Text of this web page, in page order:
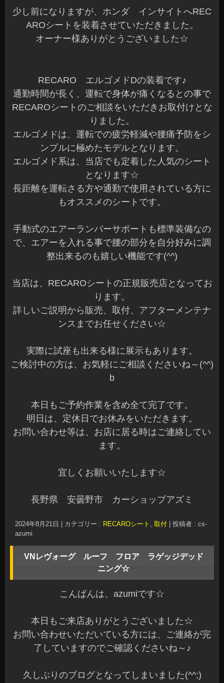
少し前になりますが、ホンダ インサイトへREC
AROシートを装着させていただきました。
オーナー様ありがとうございました☆
RECARO エルゴメドDの装着です♪
通勤時間が長く、運転で身体が痛くなるとの事で
RECAROシートのご相談をいただきお取付けとな
りました。
エルゴメドは、運転での疲労軽減や腰痛予防をシ
ンプルに極めたモデルとなります。
エルゴメド系は、当店でも定着した人気のシート
となります☆
長距離を運転さる方や通勤で使用されている方に
もオススメのシートです。
手動式のエアーランバーサポートも標準装備なの
で、エアーを入れる事で腰の部分を自分好みに調
整出来るのも嬉しい機能です(^^)
当店は、RECAROシートの正規販売店となってお
ります。
詳しいご説明から販売、取付、アフターメンテナ
ンスまでお任せください☆
実際に試座も出来る様に展示もあります。
ご検討中の方は、お気軽にご相談くださいね～(^^)
b
本日もご予約作業を含め全て完了です。
明日は、定休日でお休みをいただきます。
お問い合わせ等は、お店に居る時はご連絡してい
ます。
宜しくお願いいたします☆
長野県 安曇野市 カーショップアズミ
2024年8月21日 カテゴリー : RECAROシート , 取付
投稿者 : cs-
azumi
VNレヴォーグ ルーフ フロア ラゲッジデッド
ニング☆
こんばんは、azumiです☆
本日もご来店ありがとうございました☆
お問い合わせいただいている方には、ご連絡が完
了していますのでご確認くださいね～♪
久しぶりのブログとなってしまいました(^^;)